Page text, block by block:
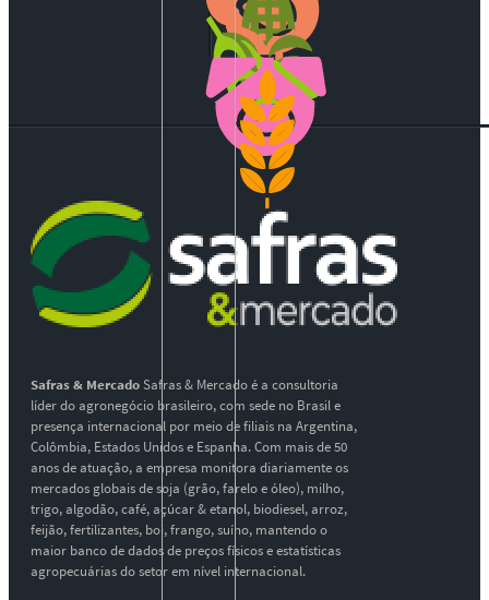
Safras & MercadoSafras & Mercado é a consultoria
líder do agronegócio brasileiro, com sede no Brasil e
presença internacional por meio de filiais na Argentina,
Colômbia, Estados Unidos e Espanha. Com mais de 50
anos de atuação, a empresa monitora diariamente os
mercados globais de soja (grão, farelo e óleo), milho,
trigo, algodão, café, açúcar & etanol, biodiesel, arroz,
feijão, fertilizantes, boi, frango, suíno, mantendo o
maior banco de dados de preços físicos e estatísticas
agropecuárias do setor em nível internacional.